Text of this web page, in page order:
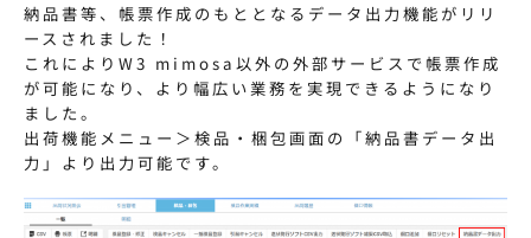
納品書等、帳票作成のもととなるデータ出力機能がリリ
ースされました！
これによりW3 mimosa以外の外部サービスで帳票作成
が可能になり、より幅広い業務を実現できるようになり
ました。
出荷機能メニュー＞検品・梱包画面の「納品書データ出
力」より出力可能です。